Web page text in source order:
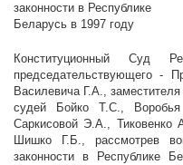
законности в Республике
Беларусь в 1997 году
Конституционный Суд
председательствующего -
Василевича Г.А.,
судей Бойко Т.С.,
Саркисовой Э.А.,
Шишко Г.Б., рассмотрев
законности в Республике